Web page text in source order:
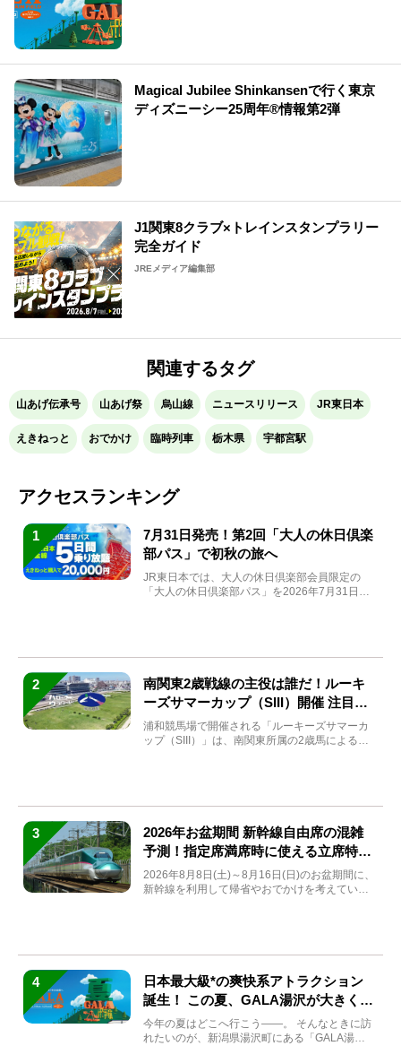
Magical Jubilee Shinkansenで行く東京
ディズニーシー25周年®情報第2弾
J1関東8クラブ×トレインスタンプラリー
完全ガイド
JREメディア編集部
関連するタグ
山あげ伝承号 山あげ祭 烏山線 ニュースリリース JR東日本
えきねっと おでかけ 臨時列車 栃木県 宇都宮駅
アクセスランキング
1
7月31日発売！第2回「大人の休日倶楽
部パス」で初秋の旅へ
JR東日本では、大人の休日倶楽部会員限定の
「大人の休日倶楽部パス」を2026年7月31日
2
南関東2歳戦線の主役は誰だ！ルーキ
ーズサマーカップ（SIII）開催 注目馬
と見どころをチェック
浦和競馬場で開催される「ルーキーズサマーカ
ップ（SIII）」は、南関東所属の2歳馬による注
3
2026年お盆期間 新幹線自由席の混雑
予測！指定席満席時に使える立席特急
券も解説
2026年8月8日(土)～8月16日(日)のお盆期間に、
新幹線を利用して帰省やおでかけを考えている
4
日本最大級*の爽快系アトラクション
誕生！ この夏、GALA湯沢が大きく生
まれ変わる
今年の夏はどこへ行こう――。 そんなときに訪
れたいのが、新潟県湯沢町にある「GALA湯